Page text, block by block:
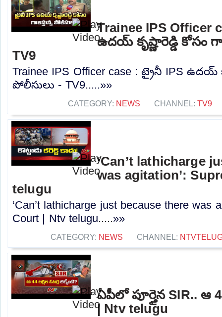
Trainee IPS Officer
ఉదయ్ కృష్ణారెడ్డి కోసం
TV9
Trainee IPS Officer case : ట్రైనీ IPS ఉదయ్
పోలీసులు - TV9.....»»
CATEGORY: NEWS CHANNEL: TV9
‘Can’t lathicharge
was agitation’:
telugu
‘Can’t lathicharge just because there was
Court | Ntv telugu.....»»
CATEGORY: NEWS CHANNEL:
ఏపీలో పూర్తైన SIR.. ఆ
| Ntv telugu